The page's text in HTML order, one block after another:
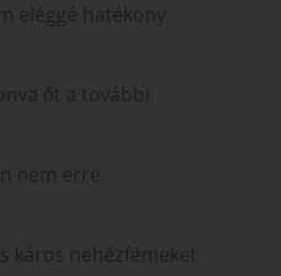
eléggé hatékony
őt a további
nem erre
káros nehézfémeket